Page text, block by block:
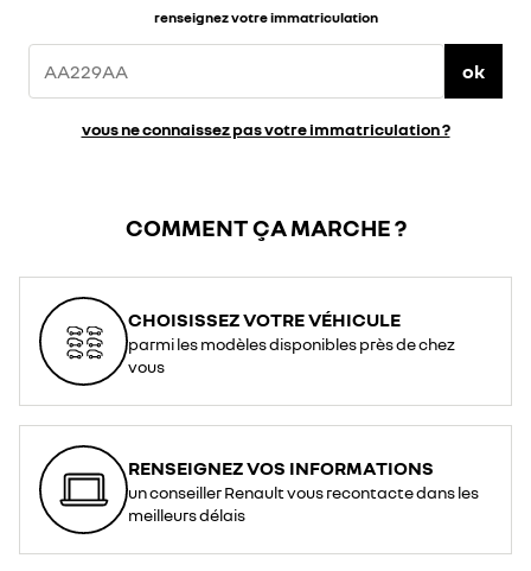
renseignez votre immatriculation
ok
vous ne connaissez pas votre immatriculation ?
COMMENT ÇA MARCHE ?
CHOISISSEZ VOTRE VÉHICULE
parmi les modèles disponibles près de chez
vous
RENSEIGNEZ VOS INFORMATIONS
un conseiller Renault vous recontacte dans les
meilleurs délais